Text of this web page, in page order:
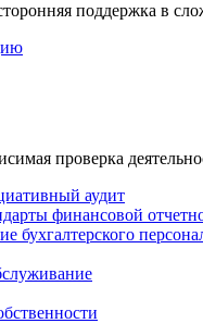
поддержка в
проверка
аудит
финансовой
бухгалтерского